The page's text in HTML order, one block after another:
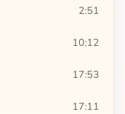
2:51
10:12
17:53
17:11